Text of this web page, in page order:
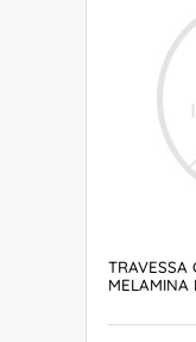
TRAVESSA
MELAMINA